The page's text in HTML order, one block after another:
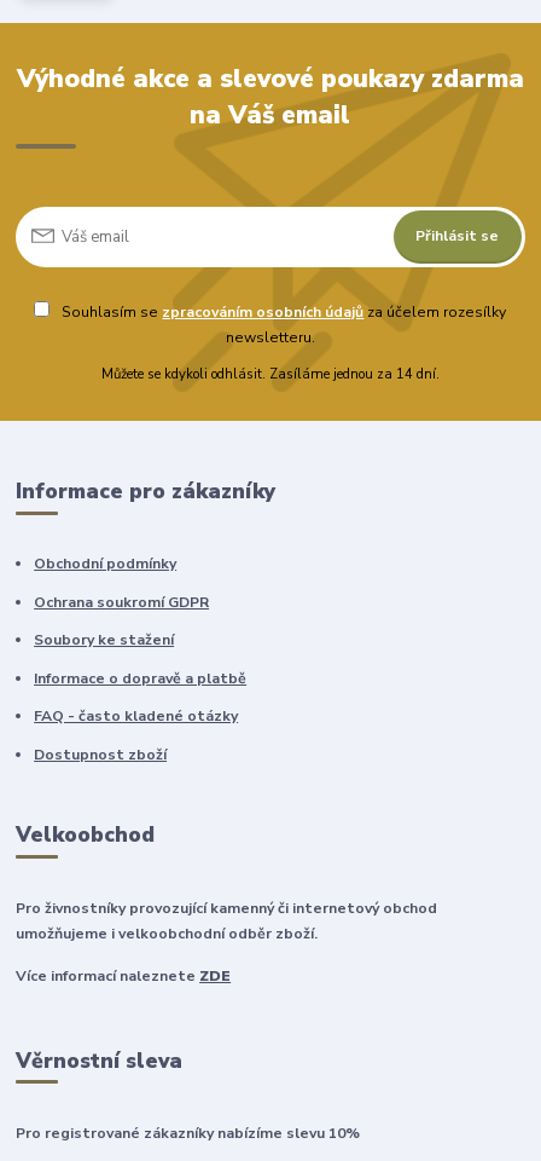
Výhodné akce a slevové poukazy zdarma
na Váš email
Přihlásit se
Souhlasím se zpracováním osobních údajů za účelem rozesílky
newsletteru.
Můžete se kdykoli odhlásit. Zasíláme jednou za 14 dní.
Informace pro zákazníky
Obchodní podmínky
Ochrana soukromí GDPR
Soubory ke stažení
Informace o dopravě a platbě
FAQ - často kladené otázky
Dostupnost zboží
Velkoobchod
Pro živnostníky provozující kamenný či internetový obchod
umožňujeme i velkoobchodní odběr zboží.
Více informací naleznete ZDE
Věrnostní sleva
Pro registrované zákazníky nabízíme slevu 10%